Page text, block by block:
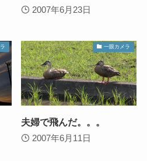
2007年6月23日
一眼カメラ
夫婦で飛んだ。。。
2007年6月11日